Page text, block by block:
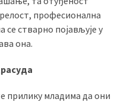
професионална
стварно појављује у
она.
прилику младима да они